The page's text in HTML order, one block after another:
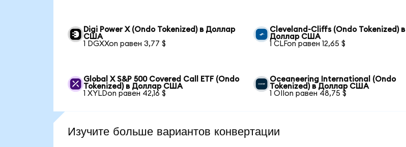
Digi Power X (Ondo Tokenized) в Доллар
США
1 DGXXon равен 3,77 $
Cleveland-Cliffs (Ondo Tokenized) в
Доллар США
1 CLFon равен 12,65 $
Global X S&P 500 Covered Call ETF (Ondo
Tokenized) в Доллар США
1 XYLDon равен 42,16 $
Oceaneering International (Ondo
Tokenized) в Доллар США
1 OIIon равен 48,75 $
Изучите больше вариантов конвертации